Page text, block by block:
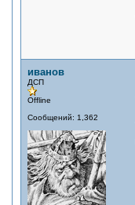
иванов
ДСП
Offline
Сообщений: 1,362